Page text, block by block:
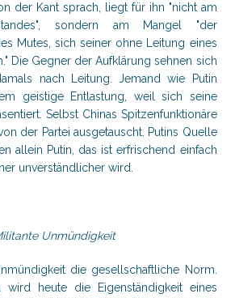
der Kant sprach, liegt für ihn "nicht am
sondern am Mangel "der
Mutes, sich seiner ohne Leitung eines
Die Gegner der Aufklärung sehnen sich
nach Leitung. Jemand wie Putin
geistige Entlastung, weil sich seine
Selbst Chinas Spitzenfunktionäre
der Partei ausgetauscht. Putins Quelle
allein Putin, das ist erfrischend einfach
unverständlicher wird.
Unmündigkeit
die gesellschaftliche Norm.
wird heute die Eigenständigkeit eines